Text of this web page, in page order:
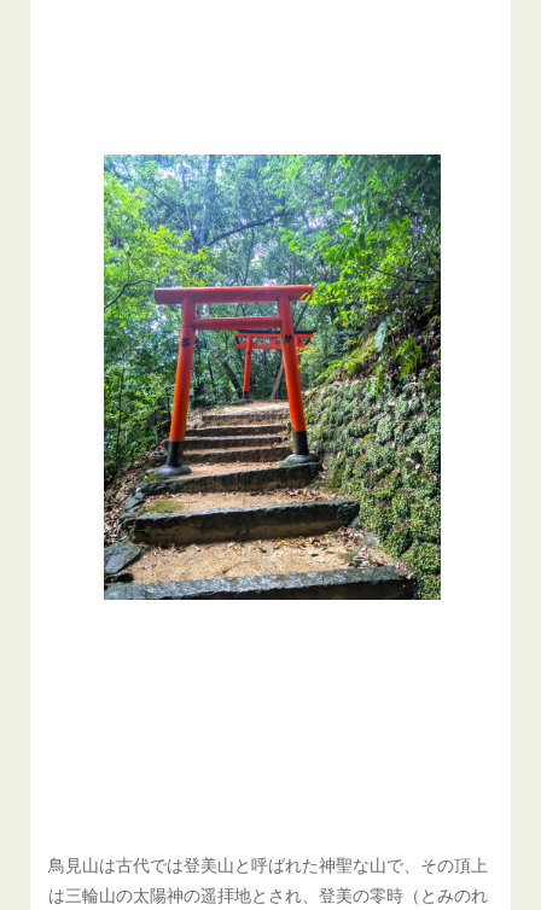
鳥見山は古代では登美山と呼ばれた神聖な山で、その頂上
は三輪山の太陽神の遥拝地とされ、登美の零時（とみのれ